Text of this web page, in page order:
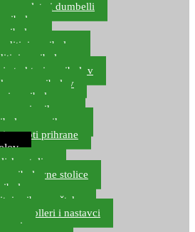
pelete i dumbelli
ribolov
ribolov
aditivi za ribolov
za ribolov
atraktori za ribolov
za ribolov
za ribolov
crve i prihranu
prihranu
recepti prihrane
stolice
ribolovne stolice
pribor za šteku
rolleri i nastavci